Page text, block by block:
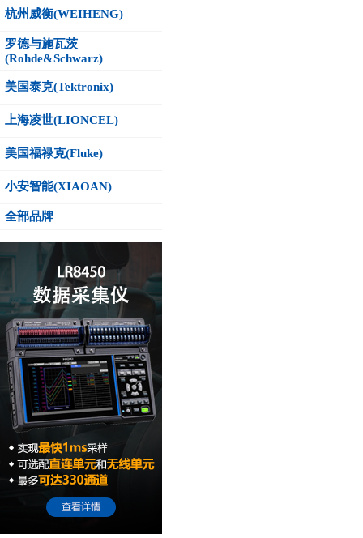
杭州威衡(WEIHENG)
罗德与施瓦茨
(Rohde&Schwarz)
美国泰克(Tektronix)
上海凌世(LIONCEL)
美国福禄克(Fluke)
小安智能(XIAOAN)
全部品牌